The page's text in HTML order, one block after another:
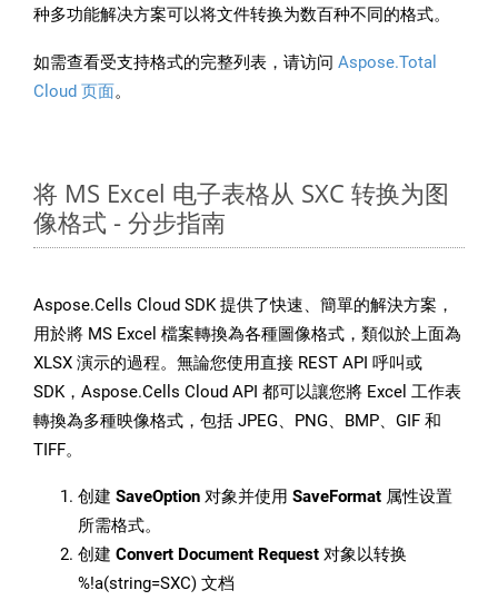
种多功能解决方案可以将文件转换为数百种不同的格式。
如需查看受支持格式的完整列表，请访问 Aspose.Total
Cloud 页面。
将 MS Excel 电子表格从 SXC 转换为图
像格式 - 分步指南
Aspose.Cells Cloud SDK 提供了快速、簡單的解決方案，
用於將 MS Excel 檔案轉換為各種圖像格式，類似於上面為
XLSX 演示的過程。無論您使用直接 REST API 呼叫或
SDK，Aspose.Cells Cloud API 都可以讓您將 Excel 工作表
轉換為多種映像格式，包括 JPEG、PNG、BMP、GIF 和
TIFF。
创建 SaveOption 对象并使用 SaveFormat 属性设置
所需格式。
创建 Convert Document Request 对象以转换
%!a(string=SXC) 文档